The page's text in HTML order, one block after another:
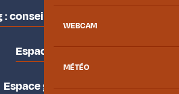
WEBCAM
MÉTÉO
: conseils des locaux
Espace pro
Espace groupes